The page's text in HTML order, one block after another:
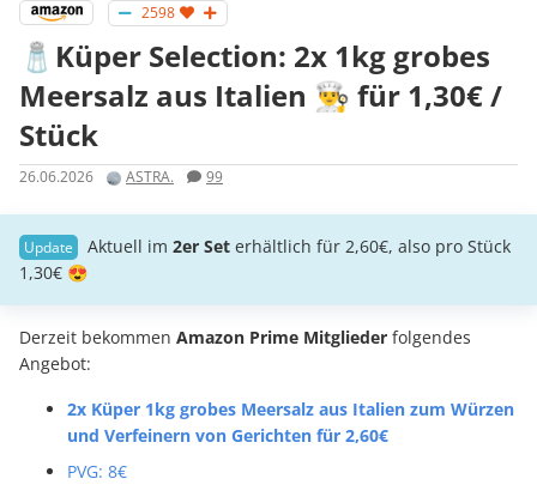
2598
🧂Küper Selection: 2x 1kg grobes
Meersalz aus Italien 👨‍🍳 für 1,30€ /
Stück
26.06.2026 ASTRA. 99
Aktuell im 2er Set erhältlich für 2,60€, also pro Stück
1,30€ 😍
Derzeit bekommen Amazon Prime Mitglieder folgendes
Angebot:
2x Küper 1kg grobes Meersalz aus Italien zum Würzen
und Verfeinern von Gerichten für 2,60€
PVG: 8€